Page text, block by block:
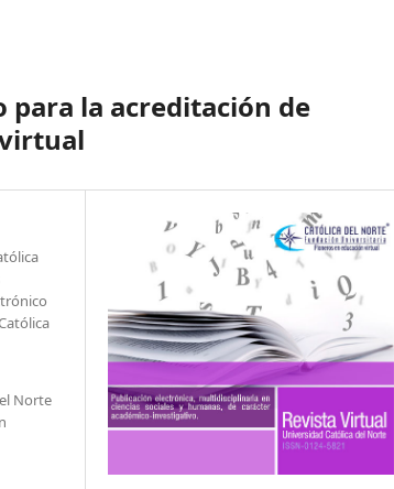
la acreditación de
Norte